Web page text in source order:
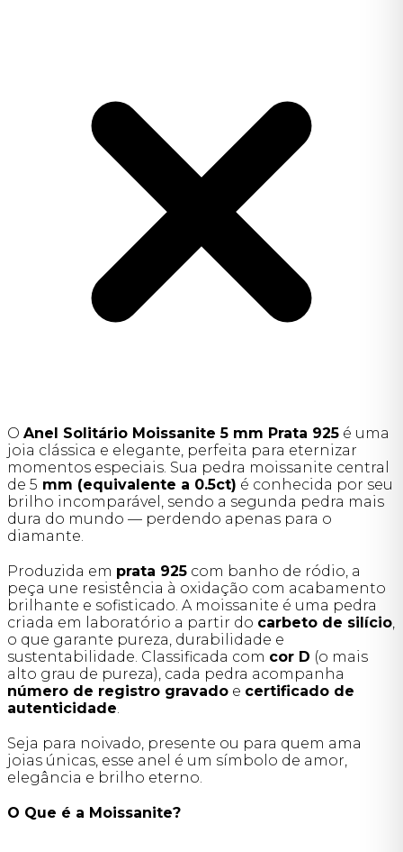
O Anel Solitário Moissanite 5 mm Prata 925 é uma
joia clássica e elegante, perfeita para eternizar
momentos especiais. Sua pedra moissanite central
de 5 mm (equivalente a 0.5ct) é conhecida por seu
brilho incomparável, sendo a segunda pedra mais
dura do mundo — perdendo apenas para o
diamante.
Produzida em prata 925 com banho de ródio, a
peça une resistência à oxidação com acabamento
brilhante e sofisticado. A moissanite é uma pedra
criada em laboratório a partir do carbeto de silício,
o que garante pureza, durabilidade e
sustentabilidade. Classificada com cor D (o mais
alto grau de pureza), cada pedra acompanha
número de registro gravado e certificado de
autenticidade.
Seja para noivado, presente ou para quem ama
joias únicas, esse anel é um símbolo de amor,
elegância e brilho eterno.
O Que é a Moissanite?